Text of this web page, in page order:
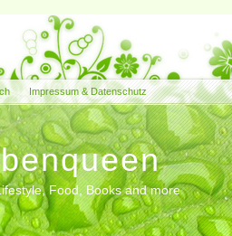
Impressum & Datenschutz
Food, Books and more